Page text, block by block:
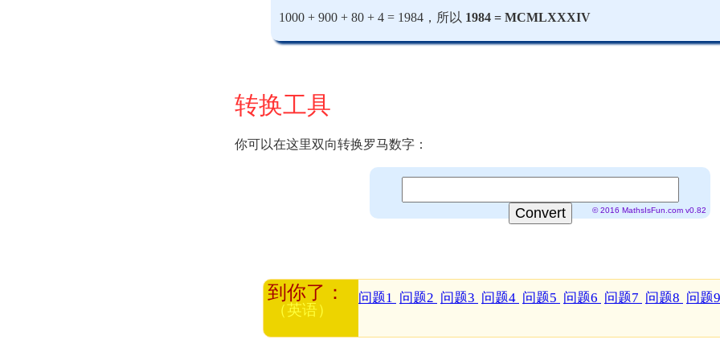
1000 + 900 + 80 + 4 = 1984，所以 1984 = MCMLXXXIV
转换工具
你可以在这里双向转换罗马数字：
© 2016 MathsIsFun.com v0.82
问题1 问题2 问题3 问题4 问题5 问题6 问题7 问题8 问题9